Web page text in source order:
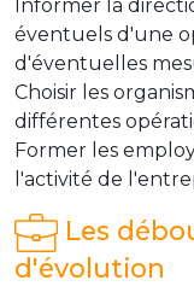
Informer la
éventuels d'une
d'éventuelles
Choisir les
différentes
Former les
l'activité de
Les
d'évolution